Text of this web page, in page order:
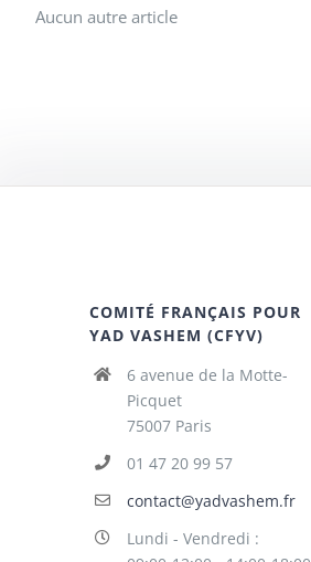
Aucun autre article
COMITÉ FRANÇAIS POUR
YAD VASHEM (CFYV)
6 avenue de la Motte-
Picquet
75007 Paris
01 47 20 99 57
contact@yadvashem.fr
Lundi - Vendredi :